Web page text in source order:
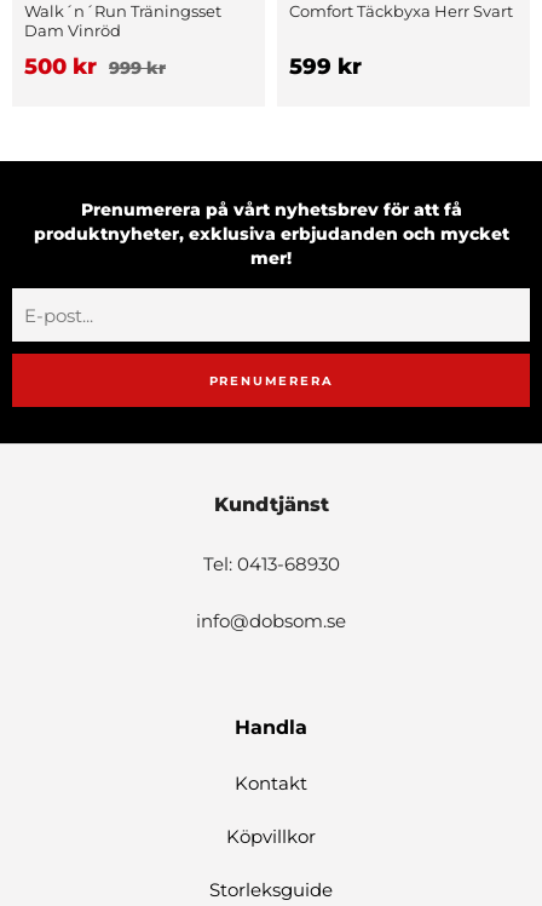
Walk´n´Run Träningsset
Dam Vinröd
500 kr 999 kr
Comfort Täckbyxa Herr Svart
599 kr
Prenumerera på vårt nyhetsbrev för att få
produktnyheter, exklusiva erbjudanden och mycket
mer!
PRENUMERERA
Kundtjänst
Tel: 0413-68930
info@dobsom.se
Handla
Kontakt
Köpvillkor
Storleksguide